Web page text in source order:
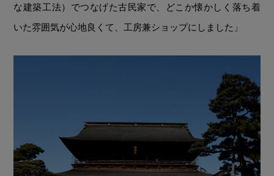
な建築工法）でつなげた古民家で、どこか懐かしく落ち着
いた雰囲気が心地良くて、工房兼ショップにしました」